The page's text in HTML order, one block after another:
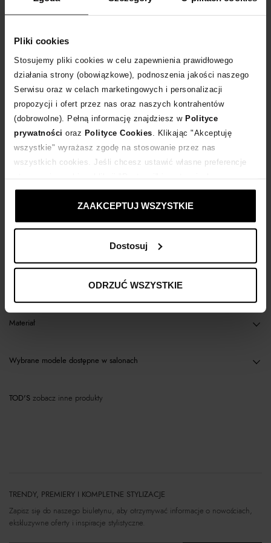
Pliki cookies
Stosujemy pliki cookies w celu zapewnienia prawidłowego
działania strony (obowiązkowe), podnoszenia jakości naszego
Serwisu oraz w celach marketingowych i personalizacji
propozycji i ofert przez nas oraz naszych kontrahentów
(dobrowolne). Pełną informację znajdziesz w Polityce
prywatności oraz Polityce Cookies . Klikając "Akceptuję
wszystkie" wyrażasz zgodę na stosowanie przez nas
wszystkich cookies. Jeśli chcesz ustawić własne preferencje
ustawienia prywatności.
ZAAKCEPTUJ WSZYSTKIE
Dostosuj
ODRZUĆ WSZYSTKIE
WYBIERZ ROZMIAR
DODAJ DO KOSZYKA
Dostawa
14 dni na zwrot towaru
+410 punktówzyskujesz w Klubie Korzyści Sprawdź
Kup teraz, Zapłać później!
Materiał
Wybrane modele dostępne w salonach
TOD'S zobacz inne produkty
TRENDY, PREMIERY I KOMPLETNE STYLIZACJE
Zapisz się do naszego biuletynu, aby otrzymywać informacje o nowościach,
ekskluzywne oferty i inspiracje stylistyczne.